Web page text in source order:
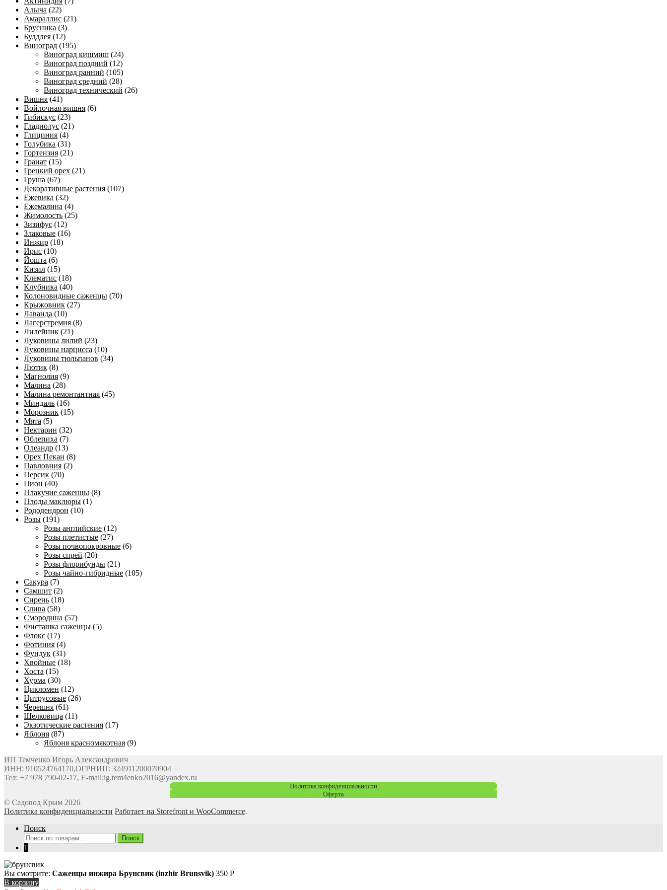
Алыча (22)
Амараллис (21)
Брусника (3)
Буддлея (12)
Виноград (195)
Виноград кишмиш (24)
Виноград поздний (12)
Виноград ранний (105)
Виноград средний (28)
Виноград технический (26)
Вишня (41)
Войлочная вишня (6)
Гибискус (23)
Гладиолус (21)
Глициния (4)
Голубика (31)
Гортензия (21)
Гранат (15)
Грецкий орех (21)
Груша (67)
Декоративные растения (107)
Ежевика (32)
Ежемалина (4)
Жимолость (25)
Зизифус (12)
Злаковые (16)
Инжир (18)
Ирис (10)
Йошта (6)
Кизил (15)
Клематис (18)
Клубника (40)
Колоновидные саженцы (70)
Крыжовник (27)
Лаванда (10)
Лагерстремия (8)
Лилейник (21)
Луковицы лилий (23)
Луковицы нарцисса (10)
Луковицы тюльпанов (34)
Лютик (8)
Магнолия (9)
Малина (28)
Малина ремонтантная (45)
Миндаль (16)
Морозник (15)
Мята (5)
Нектарин (32)
Облепиха (7)
Олеандр (13)
Орех Пекан (8)
Павловния (2)
Персик (70)
Пион (40)
Плакучие саженцы (8)
Плоды маклюры (1)
Рододендрон (10)
Розы (191)
Розы английские (12)
Розы плетистые (27)
Розы почвопокровные (6)
Розы спрей (20)
Розы флорибунды (21)
Розы чайно-гибридные (105)
Сакура (7)
Самшит (2)
Сирень (18)
Слива (58)
Смородина (57)
Фисташка саженцы (5)
Флокс (17)
Фотиния (4)
Фундук (31)
Хвойные (18)
Хоста (15)
Хурма (30)
Цикломен (12)
Цитрусовые (26)
Черешня (61)
Шелковица (11)
Экзотические растения (17)
Яблоня (87)
Яблоня красномякотная (9)
ИП Темченко Игорь Александрович
ИНН: 910524764170,ОГРНИП: 324911200070904
Тел: +7 978 790-02-17, E-mail:ig.tem4enko2016@yandex.ru
Политика конфиденциальности
Оферта
© Садовод Крым 2026
Политика конфиденциальности Работает на Storefront и WooCommerce.
Поиск
Искать:
Поиск
1
Вы смотрите: Саженцы инжира Брунсвик (inzhir Brunsvik) 350 Р
В корзину